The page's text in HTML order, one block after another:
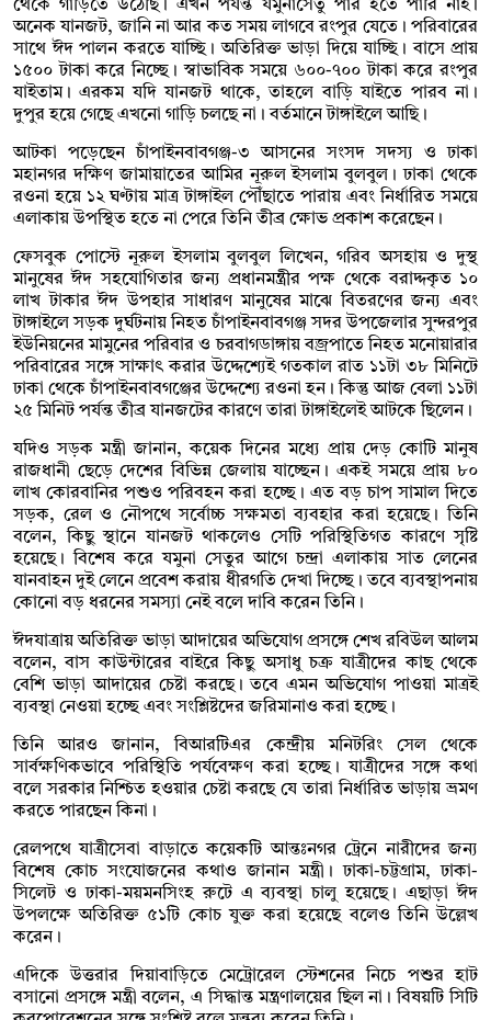
থেকে গাড়িতে উঠেছি। এখন পর্যন্ত যমুনাসেতু পার হতে পারি নাই।
অনেক যানজট, জানি না আর কত সময় লাগবে রংপুর যেতে। পরিবারের
সাথে ঈদ পালন করতে যাচ্ছি। অতিরিক্ত ভাড়া দিয়ে যাচ্ছি। বাসে প্রায়
১৫০০ টাকা করে নিচ্ছে। স্বাভাবিক সময়ে ৬০০-৭০০ টাকা করে রংপুর
যাইতাম। এরকম যদি যানজট থাকে, তাহলে বাড়ি যাইতে পারব না।
দুপুর হয়ে গেছে এখনো গাড়ি চলছে না। বর্তমানে টাঙ্গাইলে আছি।
আটকা পড়েছেন চাঁপাইনবাবগঞ্জ-৩ আসনের সংসদ সদস্য ও ঢাকা
মহানগর দক্ষিণ জামায়াতের আমির নূরুল ইসলাম বুলবুল। ঢাকা থেকে
রওনা হয়ে ১২ ঘণ্টায় মাত্র টাঙ্গাইল পৌঁছাতে পারায় এবং নির্ধারিত সময়ে
এলাকায় উপস্থিত হতে না পেরে তিনি তীব্র ক্ষোভ প্রকাশ করেছেন।
ফেসবুক পোস্টে নূরুল ইসলাম বুলবুল লিখেন, গরিব অসহায় ও দুস্থ
মানুষের ঈদ সহযোগিতার জন্য প্রধানমন্ত্রীর পক্ষ থেকে বরাদ্দকৃত ১০
লাখ টাকার ঈদ উপহার সাধারণ মানুষের মাঝে বিতরণের জন্য এবং
টাঙ্গাইলে সড়ক দুর্ঘটনায় নিহত চাঁপাইনবাবগঞ্জ সদর উপজেলার সুন্দরপুর
ইউনিয়নের মামুনের পরিবার ও চরবাগডাঙ্গায় বজ্রপাতে নিহত মনোয়ারার
পরিবারের সঙ্গে সাক্ষাৎ করার উদ্দেশ্যেই গতকাল রাত ১১টা ৩৮ মিনিটে
ঢাকা থেকে চাঁপাইনবাবগঞ্জের উদ্দেশ্যে রওনা হন। কিন্তু আজ বেলা ১১টা
২৫ মিনিট পর্যন্ত তীব্র যানজটের কারণে তারা টাঙ্গাইলেই আটকে ছিলেন।
যদিও সড়ক মন্ত্রী জানান, কয়েক দিনের মধ্যে প্রায় দেড় কোটি মানুষ
রাজধানী ছেড়ে দেশের বিভিন্ন জেলায় যাচ্ছেন। একই সময়ে প্রায় ৮০
লাখ কোরবানির পশুও পরিবহন করা হচ্ছে। এত বড় চাপ সামাল দিতে
সড়ক, রেল ও নৌপথে সর্বোচ্চ সক্ষমতা ব্যবহার করা হয়েছে। তিনি
বলেন, কিছু স্থানে যানজট থাকলেও সেটি পরিস্থিতিগত কারণে সৃষ্টি
হয়েছে। বিশেষ করে যমুনা সেতুর আগে চন্দ্রা এলাকায় সাত লেনের
যানবাহন দুই লেনে প্রবেশ করায় ধীরগতি দেখা দিচ্ছে। তবে ব্যবস্থাপনায়
কোনো বড় ধরনের সমস্যা নেই বলে দাবি করেন তিনি।
ঈদযাত্রায় অতিরিক্ত ভাড়া আদায়ের অভিযোগ প্রসঙ্গে শেখ রবিউল আলম
বলেন, বাস কাউন্টারের বাইরে কিছু অসাধু চক্র যাত্রীদের কাছ থেকে
বেশি ভাড়া আদায়ের চেষ্টা করছে। তবে এমন অভিযোগ পাওয়া মাত্রই
ব্যবস্থা নেওয়া হচ্ছে এবং সংশ্লিষ্টদের জরিমানাও করা হচ্ছে।
তিনি আরও জানান, বিআরটিএর কেন্দ্রীয় মনিটরিং সেল থেকে
সার্বক্ষণিকভাবে পরিস্থিতি পর্যবেক্ষণ করা হচ্ছে। যাত্রীদের সঙ্গে কথা
বলে সরকার নিশ্চিত হওয়ার চেষ্টা করছে যে তারা নির্ধারিত ভাড়ায় ভ্রমণ
করতে পারছেন কিনা।
রেলপথে যাত্রীসেবা বাড়াতে কয়েকটি আন্তঃনগর ট্রেনে নারীদের জন্য
বিশেষ কোচ সংযোজনের কথাও জানান মন্ত্রী। ঢাকা-চট্টগ্রাম, ঢাকা-
সিলেট ও ঢাকা-ময়মনসিংহ রুটে এ ব্যবস্থা চালু হয়েছে। এছাড়া ঈদ
উপলক্ষে অতিরিক্ত ৫১টি কোচ যুক্ত করা হয়েছে বলেও তিনি উল্লেখ
করেন।
এদিকে উত্তরার দিয়াবাড়িতে মেট্রোরেল স্টেশনের নিচে পশুর হাট
বসানো প্রসঙ্গে মন্ত্রী বলেন, এ সিদ্ধান্ত মন্ত্রণালয়ের ছিল না। বিষয়টি সিটি